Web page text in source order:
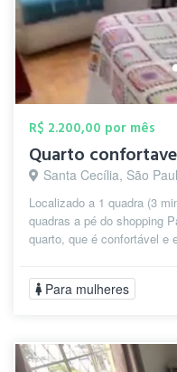
R$ 2.200,00 por mês
Quarto
Santa Cecília, São
Localizado a 1 quadra (3
quadras a pé do shopping
quarto, que é confortável e
Para mulheres